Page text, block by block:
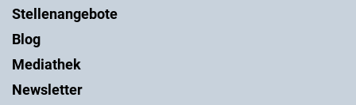
Stellenangebote
Blog
Mediathek
Newsletter